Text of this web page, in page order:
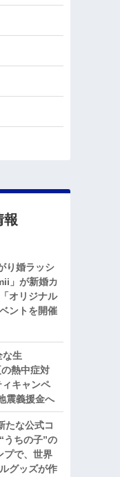
報
り婚ラッシ
」が新婚カ
オリジナル
ントを開催
な生
症対
キャンペ
震義援金へ
たな公式コ
うちの子”の
プで、世界
グッズが作